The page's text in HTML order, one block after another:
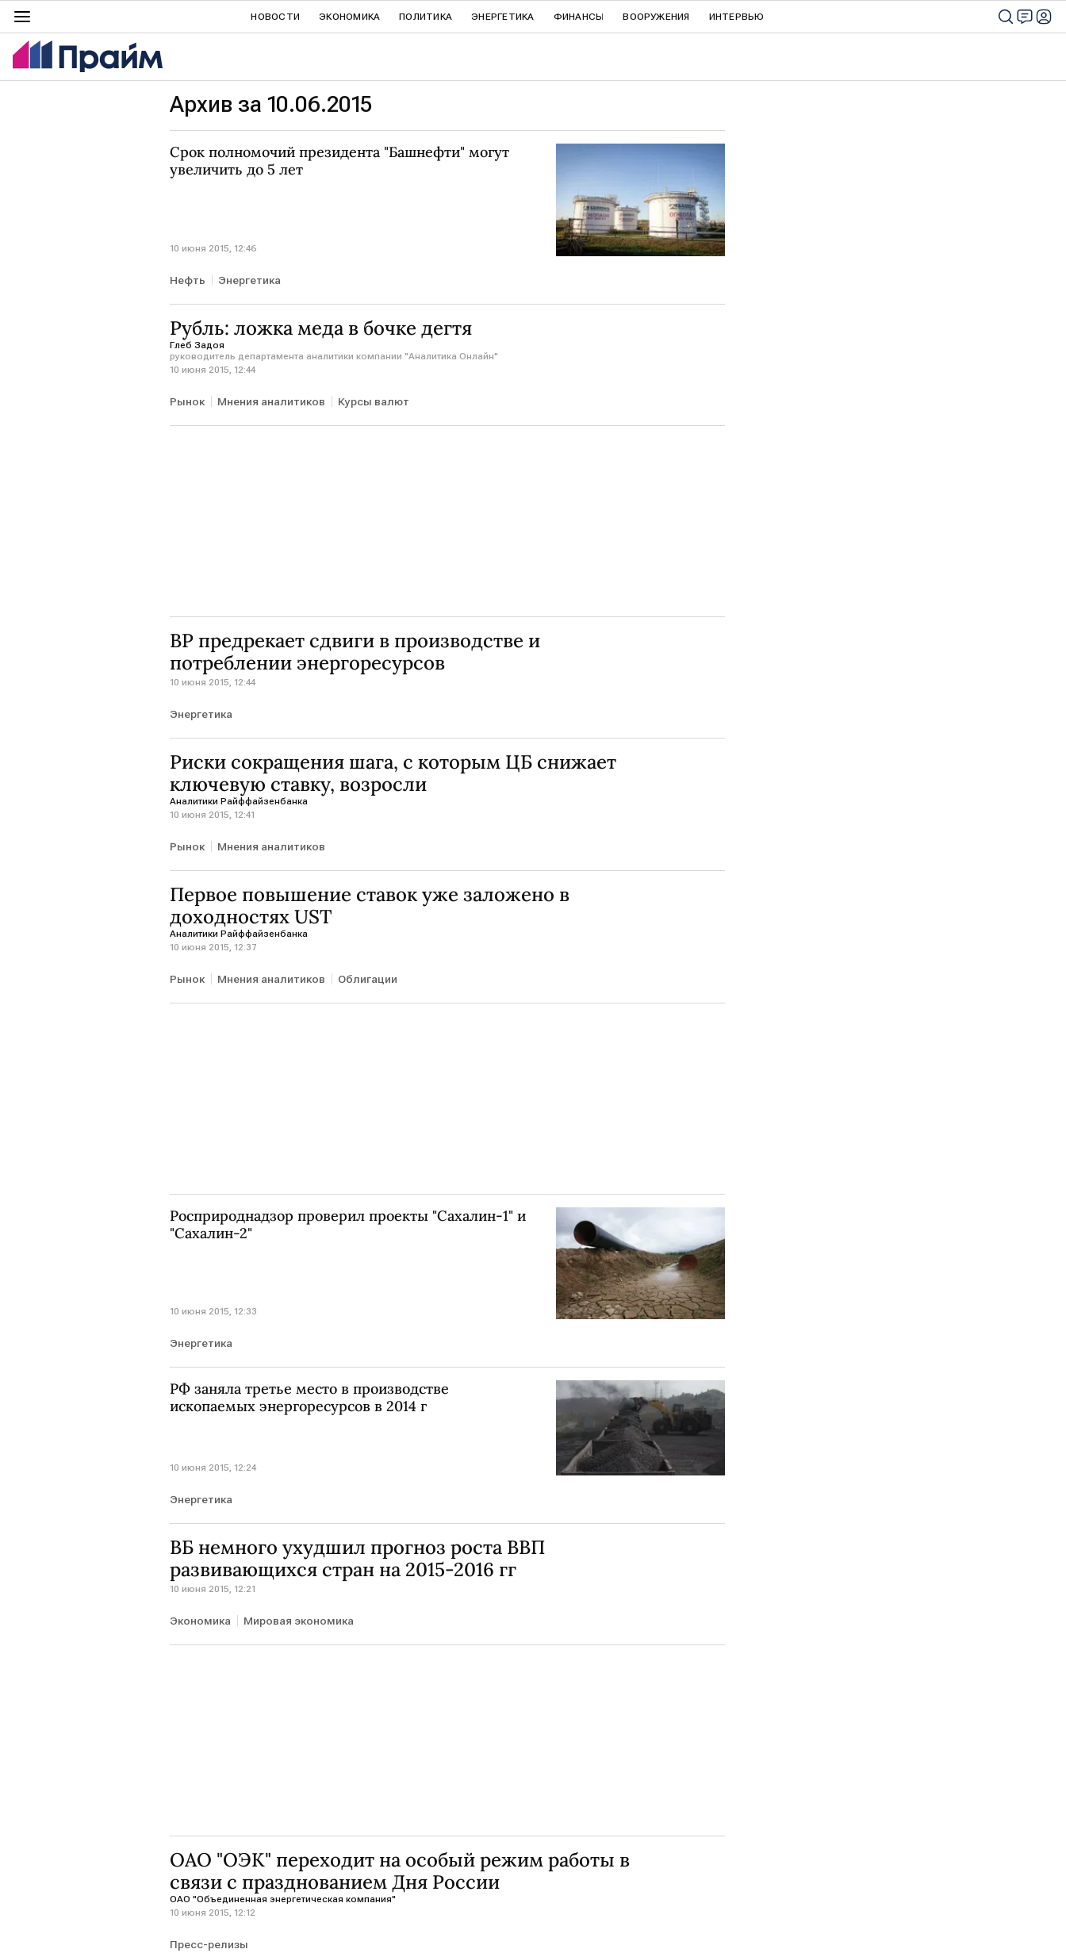
НОВОСТИ ЭКОНОМИКА ПОЛИТИКА ЭНЕРГЕТИКА ФИНАНСЫ ВООРУЖЕНИЯ ИНТЕРВЬЮ
Архив за 10.06.2015
Срок полномочий президента "Башнефти" могут
увеличить до 5 лет
10 июня 2015, 12:46
Нефть Энергетика
Рубль: ложка меда в бочке дегтя
Глеб Задоя
руководитель департамента аналитики компании "Аналитика Онлайн"
10 июня 2015, 12:44
Рынок Мнения аналитиков Курсы валют
BP предрекает сдвиги в производстве и
потреблении энергоресурсов
10 июня 2015, 12:44
Энергетика
Риски сокращения шага, с которым ЦБ снижает
ключевую ставку, возросли
Аналитики Райффайзенбанка
10 июня 2015, 12:41
Рынок Мнения аналитиков
Первое повышение ставок уже заложено в
доходностях UST
Аналитики Райффайзенбанка
10 июня 2015, 12:37
Рынок Мнения аналитиков Облигации
Росприроднадзор проверил проекты "Сахалин-1" и
"Сахалин-2"
10 июня 2015, 12:33
Энергетика
РФ заняла третье место в производстве
ископаемых энергоресурсов в 2014 г
10 июня 2015, 12:24
Энергетика
ВБ немного ухудшил прогноз роста ВВП
развивающихся стран на 2015-2016 гг
10 июня 2015, 12:21
Экономика Мировая экономика
ОАО "ОЭК" переходит на особый режим работы в
связи с празднованием Дня России
ОАО "Объединенная энергетическая компания"
10 июня 2015, 12:12
Пресс-релизы